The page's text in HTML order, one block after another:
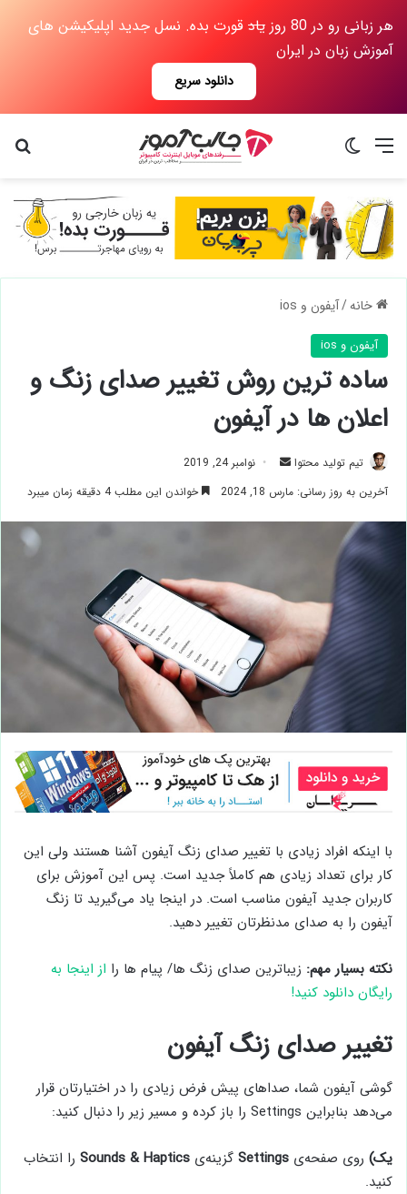
هر زبانی رو در 80 روز یاد قورت بده. نسل جدید اپلیکیشن های
آموزش زبان در ایران
دانلود سریع
منو
خانه/آیفون و ios
آیفون و ios
ساده ترین روش تغییر صدای زنگ و
اعلان ها در آیفون
تیم تولید محتوا
ارسال
ایمیل
نوامبر 24, 2019
آخرین به روز رسانی: مارس 18, 2024
خواندن این مطلب 4 دقیقه زمان میبرد
با اینکه افراد زیادی با تغییر صدای زنگ آیفون آشنا هستند ولی این
کار برای تعداد زیادی هم کاملاً جدید است. پس این آموزش برای
کاربران جدید آیفون مناسب است. در اینجا یاد می‌گیرید تا زنگ
آیفون را به صدای مدنظرتان تغییر دهید.
نکته بسیار مهم: زیباترین صدای زنگ ها/ پیام ها را از اینجا به
رایگان دانلود کنید!
تغییر صدای زنگ آیفون
گوشی آیفون شما، صداهای پیش فرض زیادی را در اختیارتان قرار
می‌دهد بنابراین Settings را باز کرده و مسیر زیر را دنبال کنید:
یک) روی صفحه‌ی Settings گزینه‌ی Sounds & Haptics را انتخاب
کنید.